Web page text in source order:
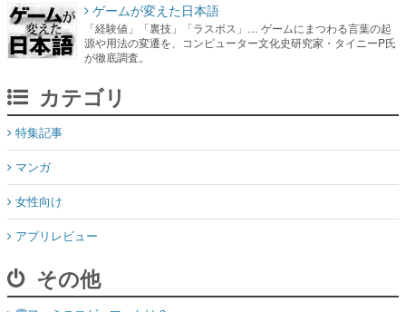
ゲームが変えた日本語
「経験値」「裏技」「ラスボス」… ゲームにまつわる言葉の起
源や用法の変遷を、コンピューター文化史研究家・タイニーP氏
が徹底調査。
カテゴリ
特集記事
マンガ
女性向け
アプリレビュー
その他